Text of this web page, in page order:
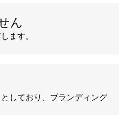
ん
ます。
しており、ブランディング